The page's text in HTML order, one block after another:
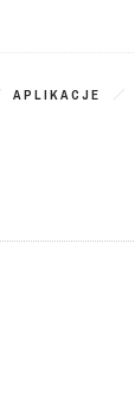
APLIKACJE